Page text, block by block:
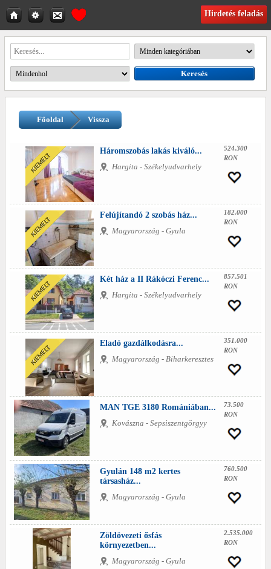
Hirdetés feladás
Főoldal Vissza
Háromszobás lakás kiváló...
Hargita - Székelyudvarhely
524.300
RON
Felújítandó 2 szobás ház...
Magyarország - Gyula
182.000
RON
Két ház a II Rákóczi Ferenc...
Hargita - Székelyudvarhely
857.501
RON
Eladó gazdálkodásra...
Magyarország - Biharkeresztes
351.000
RON
MAN TGE 3180 Romániában...
Kovászna - Sepsiszentgörgyy
73.500
RON
Gyulán 148 m2 kertes
társasház...
Magyarország - Gyula
760.500
RON
Zöldövezeti ősfás
környezetben...
Magyarország - Gyula
2.535.000
RON